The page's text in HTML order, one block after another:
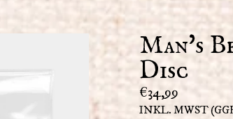
Man's
Disc
€34,99
INKL. MWST